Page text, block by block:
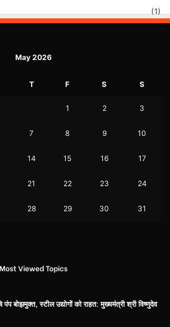
(1)
May 2026
T F S S
1 2 3
7 8 9 10
14 15 16 17
21 22 23 24
28 29 30 31
Most Viewed Topics
बोझमुक्त, स्टील उद्योगों को राहत: मुख्यमंत्री श्री विष्णुदेव